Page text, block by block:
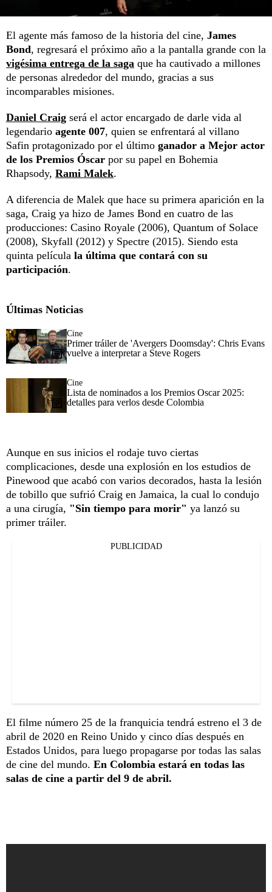
El agente más famoso de la historia del cine, James
Bond, regresará el próximo año a la pantalla grande con la
vigésima entrega de la saga que ha cautivado a millones
de personas alrededor del mundo, gracias a sus
incomparables misiones.
Daniel Craig será el actor encargado de darle vida al
legendario agente 007, quien se enfrentará al villano
Safin protagonizado por el último ganador a Mejor actor
de los Premios Óscar por su papel en Bohemia
Rhapsody, Rami Malek.
A diferencia de Malek que hace su primera aparición en la
saga, Craig ya hizo de James Bond en cuatro de las
producciones: Casino Royale (2006), Quantum of Solace
(2008), Skyfall (2012) y Spectre (2015). Siendo esta
quinta película la última que contará con su
participación.
Últimas Noticias
Cine
Primer tráiler de 'Avergers Doomsday': Chris Evans
vuelve a interpretar a Steve Rogers
Cine
Lista de nominados a los Premios Oscar 2025:
detalles para verlos desde Colombia
Aunque en sus inicios el rodaje tuvo ciertas
complicaciones, desde una explosión en los estudios de
Pinewood que acabó con varios decorados, hasta la lesión
de tobillo que sufrió Craig en Jamaica, la cual lo condujo
a una cirugía, "Sin tiempo para morir" ya lanzó su
primer tráiler.
PUBLICIDAD
El filme número 25 de la franquicia tendrá estreno el 3 de
abril de 2020 en Reino Unido y cinco días después en
Estados Unidos, para luego propagarse por todas las salas
de cine del mundo. En Colombia estará en todas las
salas de cine a partir del 9 de abril.